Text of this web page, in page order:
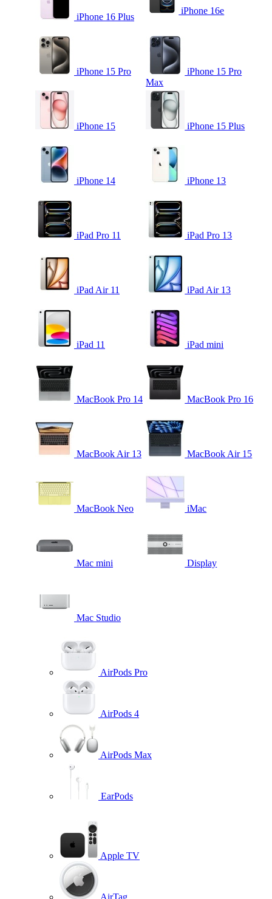
iPhone 16 Plus
iPhone 16e
iPhone 15 Pro
iPhone 15 Pro
Max
iPhone 15 iPhone 15 Plus
iPhone 14 iPhone 13
iPad Pro 11 iPad Pro 13
iPad Air 11 iPad Air 13
iPad 11 iPad mini
MacBook Pro 14 MacBook Pro 16
MacBook Air 13 MacBook Air 15
MacBook Neo iMac
Mac mini Display
Mac Studio
AirPods Pro
AirPods 4
AirPods Max
EarPods
Apple TV